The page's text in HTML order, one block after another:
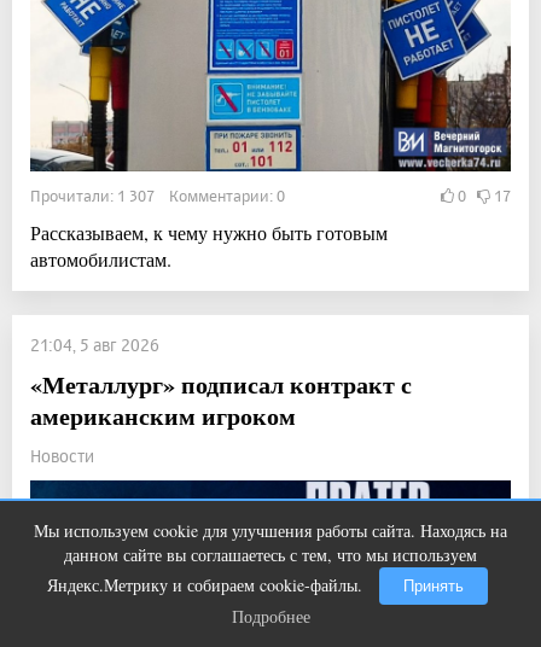
Прочитали: 1 307 Комментарии: 0 0 17
Рассказываем, к чему нужно быть готовым
автомобилистам.
21:04, 5 авг 2026
«Металлург» подписал контракт с
американским игроком
Новости
Мы используем cookie для улучшения работы сайта. Находясь на
данном сайте вы соглашаетесь с тем, что мы используем
Яндекс.Метрику и собираем cookie-файлы.
Принять
Подробнее
Этот танец невесты оставит вас без
слов! Пересмотрела 10 раз
Подробнее